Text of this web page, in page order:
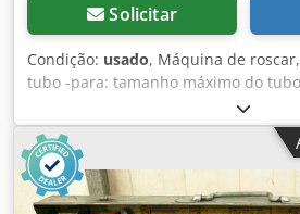
Solicitar
Condição: usado, Máquina de
tubo -para: tamanho máximo do
mandíbulas: 1/2 ", 3/4", 1 ", 1 1/4", 1
510/360 / H240 mm -Peso: 64 kg